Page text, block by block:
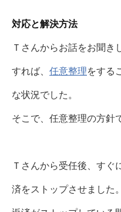
対応と解決方法
Ｔさんからお話をお聞き
すれば、 任意整理をする
な状況でした 。
そこで、任意整理の方針
Ｔさんから受任後、すぐ
済をストップさせました。